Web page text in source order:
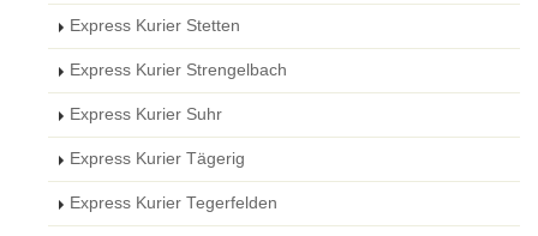
Express Kurier Stetten
Express Kurier Strengelbach
Express Kurier Suhr
Express Kurier Tägerig
Express Kurier Tegerfelden